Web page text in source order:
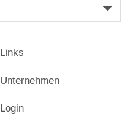
Links
Unternehmen
Login